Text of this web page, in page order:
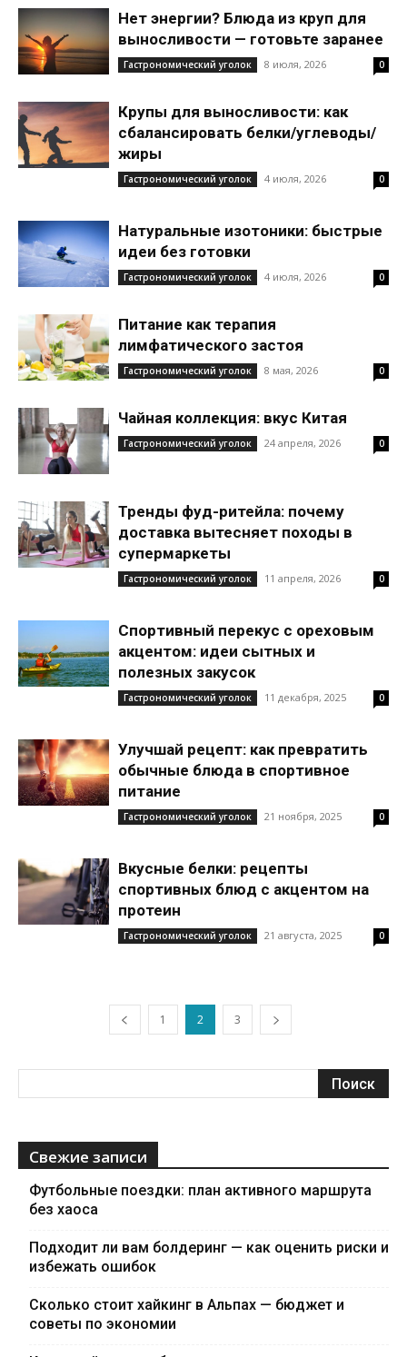
Нет энергии? Блюда из круп для
выносливости — готовьте заранее
Гастрономический уголок 8 июля, 2026 0
Крупы для выносливости: как
сбалансировать белки/углеводы/
жиры
Гастрономический уголок 4 июля, 2026 0
Натуральные изотоники: быстрые
идеи без готовки
Гастрономический уголок 4 июля, 2026 0
Питание как терапия
лимфатического застоя
Гастрономический уголок 8 мая, 2026 0
Чайная коллекция: вкус Китая
Гастрономический уголок 24 апреля, 2026 0
Тренды фуд-ритейла: почему
доставка вытесняет походы в
супермаркеты
Гастрономический уголок 11 апреля, 2026 0
Спортивный перекус с ореховым
акцентом: идеи сытных и
полезных закусок
Гастрономический уголок 11 декабря, 2025 0
Улучшай рецепт: как превратить
обычные блюда в спортивное
питание
Гастрономический уголок 21 ноября, 2025 0
Вкусные белки: рецепты
спортивных блюд с акцентом на
протеин
Гастрономический уголок 21 августа, 2025 0
1 2 3
Свежие записи
Футбольные поездки: план активного маршрута
без хаоса
Подходит ли вам болдеринг — как оценить риски и
избежать ошибок
Сколько стоит хайкинг в Альпах — бюджет и
советы по экономии